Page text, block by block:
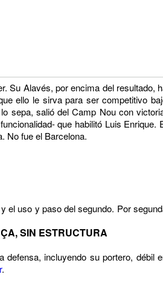
Su Alavés, por encima del resultado,
ello le sirva para ser competitivo
sepa, salió del Camp Nou con
que habilitó Luis Enrique.
No fue el Barcelona.
el uso y paso del segundo. Por
SIN ESTRUCTURA
incluyendo su portero, débil
.